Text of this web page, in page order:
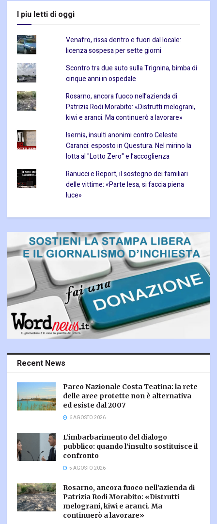
I piu letti di oggi
Venafro, rissa dentro e fuori dal locale:
licenza sospesa per sette giorni
Scontro tra due auto sulla Trignina, bimba di
cinque anni in ospedale
Rosarno, ancora fuoco nell’azienda di
Patrizia Rodi Morabito: «Distrutti melograni,
kiwi e aranci. Ma continuerò a lavorare»
Isernia, insulti anonimi contro Celeste
Caranci: esposto in Questura. Nel mirino la
lotta al "Lotto Zero" e l’accoglienza
Ranucci e Report, il sostegno dei familiari
delle vittime: «Parte lesa, si faccia piena
luce»
Recent News
Parco Nazionale Costa Teatina: la rete
delle aree protette non è alternativa
ed esiste dal 2007
6 AGOSTO 2026
L’imbarbarimento del dialogo
pubblico: quando l’insulto sostituisce il
confronto
5 AGOSTO 2026
Rosarno, ancora fuoco nell’azienda di
Patrizia Rodi Morabito: «Distrutti
melograni, kiwi e aranci. Ma
continuerò a lavorare»